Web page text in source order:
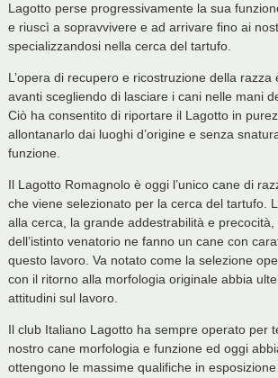
Lagotto perse progressivamente la sua
e riuscì a sopravvivere e ad arrivare fino ai
specializzandosi nella cerca del tartufo.
L’opera di recupero e ricostruzione della razza
avanti scegliendo di lasciare i cani nelle mani
Ciò ha consentito di riportare il Lagotto in
allontanarlo dai luoghi d’origine e senza
funzione.
Il Lagotto Romagnolo è oggi l’unico cane di
che viene selezionato per la cerca del tartufo.
alla cerca, la grande addestrabilità e
dell’istinto venatorio ne fanno un cane con
questo lavoro. Va notato come la selezione
con il ritorno alla morfologia originale abbia
attitudini sul lavoro.
Il club Italiano Lagotto ha sempre operato per
nostro cane morfologia e funzione ed oggi
ottengono le massime qualifiche in